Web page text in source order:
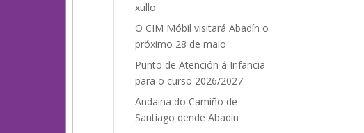
xullo
O CIM Móbil visitará Abadín o
próximo 28 de maio
Punto de Atención á Infancia
para o curso 2026/2027
Andaina do Camiño de
Santiago dende Abadín